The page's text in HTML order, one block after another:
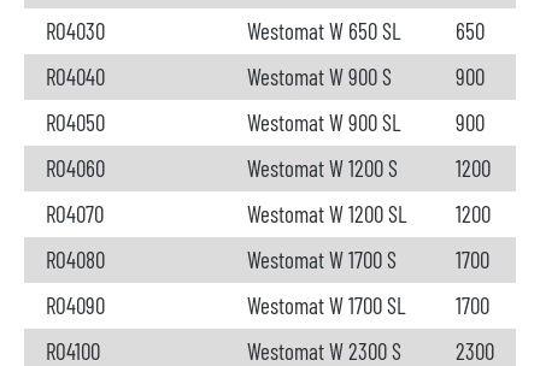
RO4030 Westomat W 650 SL
650
RO4040
Westomat W 900 S
900
RO4050
Westomat W 900 SL
900
RO4060
Westomat W 1200 S
1200
RO4070
Westomat W 1200 SL
1200
RO4080
Westomat W 1700 S
1700
RO4090
Westomat W 1700 SL
1700
RO4100
Westomat W 2300 S
2300